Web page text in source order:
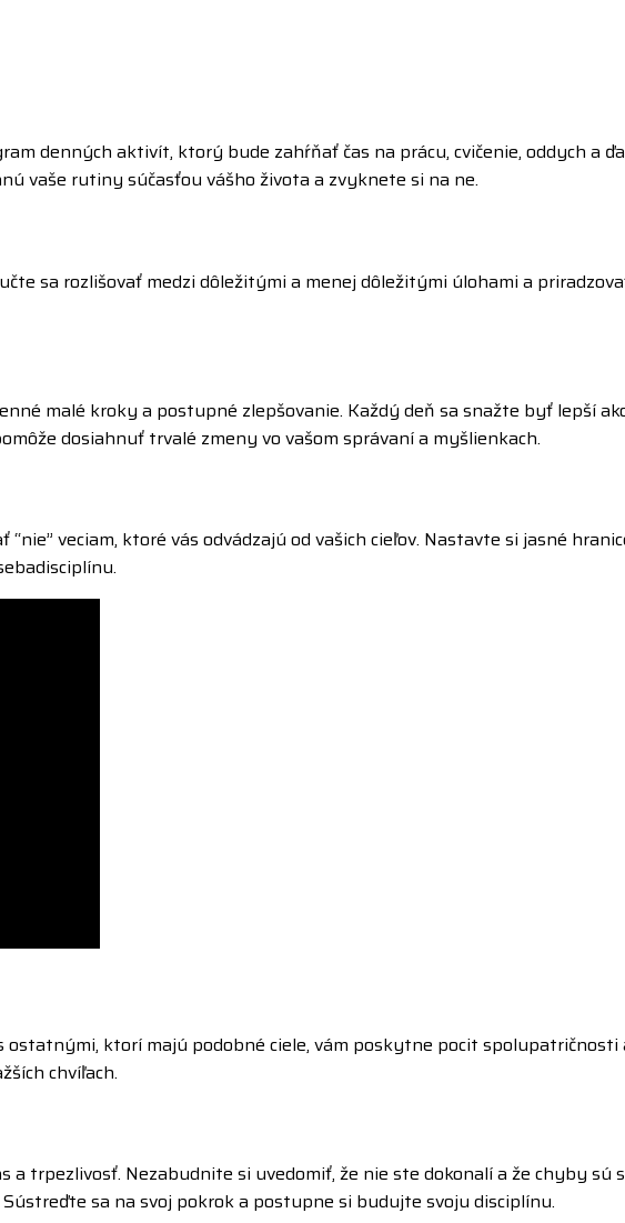
denných aktivít, ktorý bude zahŕňať čas na prácu, cvičenie, oddych a
vaše rutiny súčasťou vášho života a zvyknete si na ne.
sa rozlišovať medzi dôležitými a menej dôležitými úlohami a
malé kroky a postupné zlepšovanie. Každý deň sa snažte byť lepší
dosiahnuť trvalé zmeny vo vašom správaní a myšlienkach.
veciam, ktoré vás odvádzajú od vašich cieľov. Nastavte si jasné
ostatnými, ktorí majú podobné ciele, vám poskytne pocit
chvíľach.
trpezlivosť. Nezabudnite si uvedomiť, že nie ste dokonalí a že chyby sú
sa na svoj pokrok a postupne si budujte svoju disciplínu.